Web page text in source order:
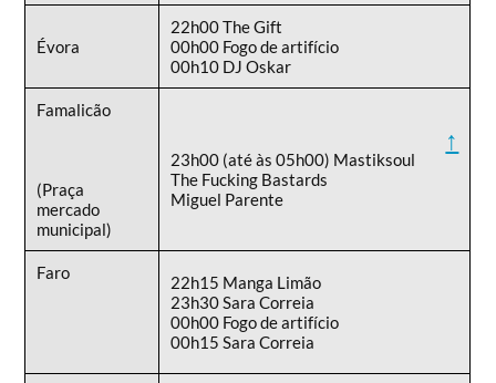
Évora
22h00 The Gift
00h00 Fogo de artifício
00h10 DJ Oskar
Famalicão
(Praça
mercado
municipal)
↑
23h00 (até às 05h00) Mastiksoul
The Fucking Bastards
Miguel Parente
Faro
22h15 Manga Limão
23h30 Sara Correia
00h00 Fogo de artifício
00h15 Sara Correia